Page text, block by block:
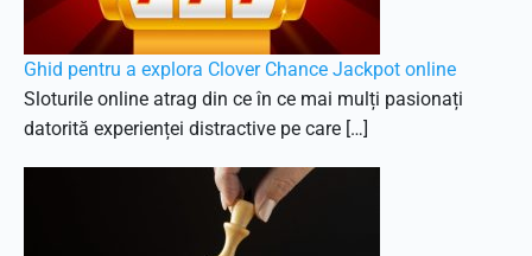
Ghid pentru a explora Clover Chance Jackpot online
Sloturile online atrag din ce în ce mai mulți pasionați
datorită experienței distractive pe care […]